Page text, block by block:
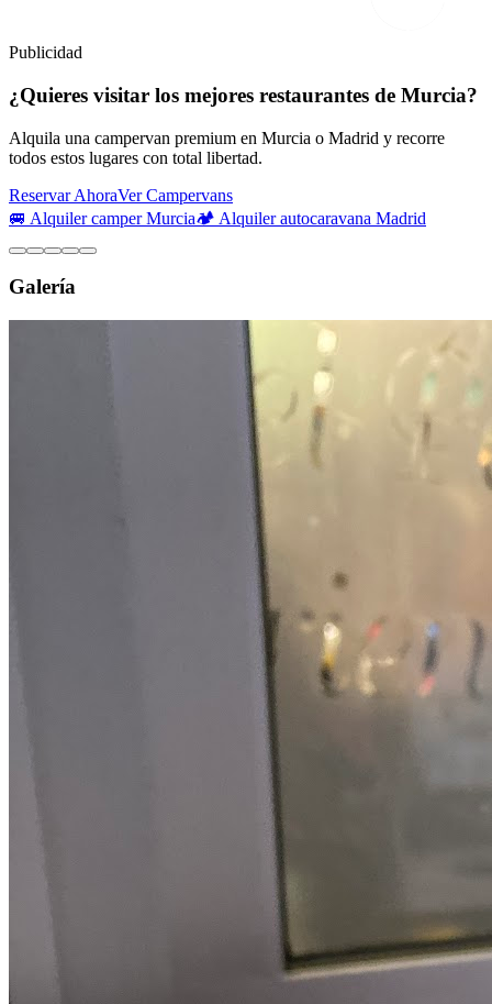
Publicidad
¿Quieres visitar los mejores restaurantes de Murcia?
Alquila una campervan premium en Murcia o Madrid y recorre
todos estos lugares con total libertad.
Reservar AhoraVer Campervans
🚐 Alquiler camper Murcia🏕️ Alquiler autocaravana Madrid
Galería